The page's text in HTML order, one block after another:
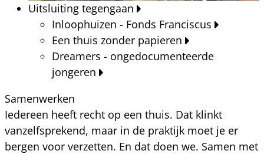
Uitsluiting tegengaan
Inloophuizen - Fonds Franciscus
Een thuis zonder papieren
Dreamers - ongedocumenteerde
jongeren
Samenwerken
Iedereen heeft recht op een thuis. Dat klinkt
vanzelfsprekend, maar in de praktijk moet je er
bergen voor verzetten. En dat doen we. Samen met